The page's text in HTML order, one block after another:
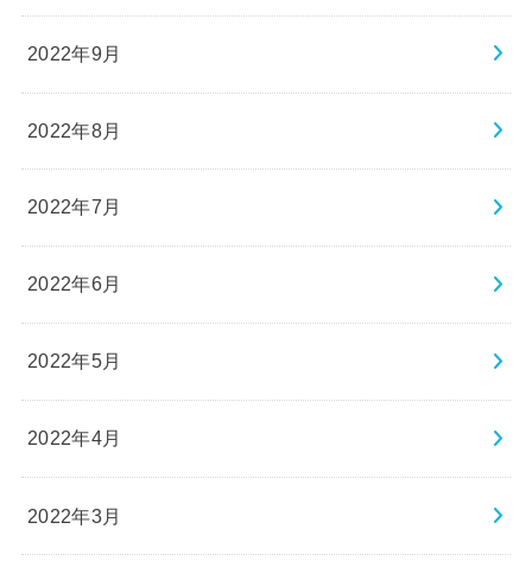
2022年9月
2022年8月
2022年7月
2022年6月
2022年5月
2022年4月
2022年3月